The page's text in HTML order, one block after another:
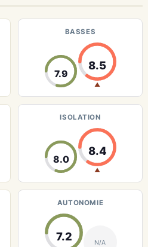
BASSES
7.9
8.5
▲
ISOLATION
8.0
8.4
▲
AUTONOMIE
7.2 N/A